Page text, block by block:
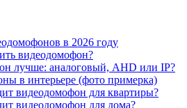
в 2026 году
видеодомофон?
лучше: аналоговый, AHD или IP?
в интерьере (фото примерка)
видеодомофон для квартиры?
видеодомофон для дома?